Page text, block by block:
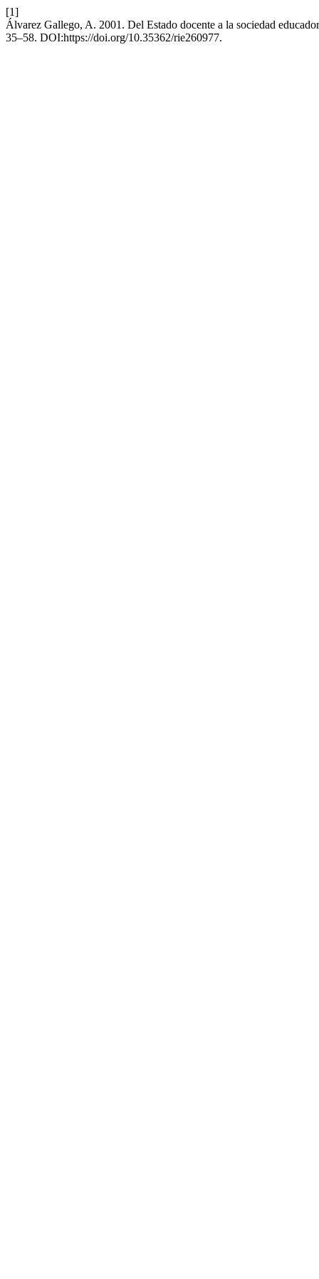
[1]
Álvarez Gallego, A. 2001. Del Estado docente a la sociedad
35–58. DOI:https://doi.org/10.35362/rie260977.